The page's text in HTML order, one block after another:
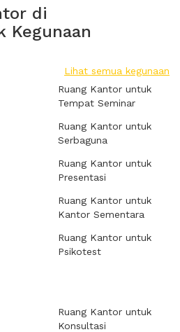
di
Kegunaan
Lihat semua kegunaan
Ruang Kantor untuk
Tempat Seminar
Ruang Kantor untuk
Serbaguna
Ruang Kantor untuk
Presentasi
Ruang Kantor untuk
Kantor Sementara
Ruang Kantor untuk
Psikotest
Ruang Kantor untuk
Konsultasi